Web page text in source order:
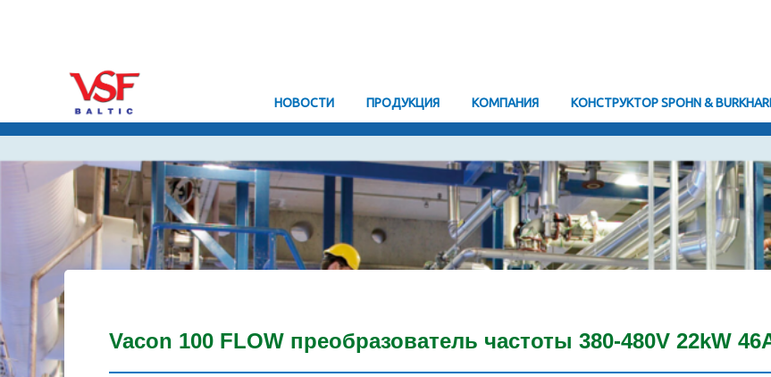
HОВОСТИ ПРОДУКЦИЯ KОМПАНИЯ КОНСТРУКТОР SPOHN &
Vacon 100 FLOW преобразователь частоты 380-480V 22kW